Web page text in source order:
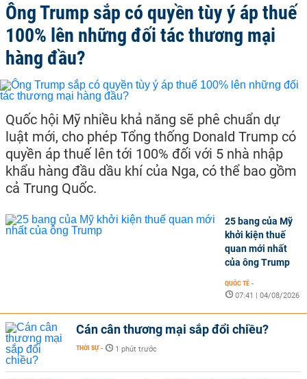
Ông Trump sắp có quyền tùy ý áp thuế
100% lên những đối tác thương mại
hàng đầu?
Quốc hội Mỹ nhiều khả năng sẽ phê chuẩn dự
luật mới, cho phép Tổng thống Donald Trump có
quyền áp thuế lên tới 100% đối với 5 nhà nhập
khẩu hàng đầu dầu khí của Nga, có thể bao gồm
cả Trung Quốc.
25 bang của Mỹ
khởi kiện thuế
quan mới nhất
của ông Trump
QUỐC TẾ -
07:41 | 04/08/2026
Cán cân thương mại sắp đổi chiều?
THỜI SỰ - 1 phút trước